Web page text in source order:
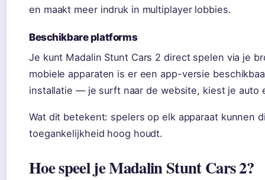
en maakt meer indruk in multiplayer lobbies.
Beschikbare platforms
Je kunt Madalin Stunt Cars 2 direct spelen via je
mobiele apparaten is er een app-versie
installatie — je surft naar de website, kiest je auto
Wat dit betekent: spelers op elk apparaat kunnen
toegankelijkheid hoog houdt.
Hoe speel je Madalin Stunt Cars 2?